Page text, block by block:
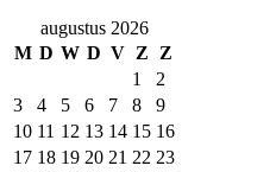
augustus 2026
M D W D V Z
Z
1
2
3
4 5 6 7 8
9
10 11 12 13 14 15 16
17 18 19 20 21 22 23